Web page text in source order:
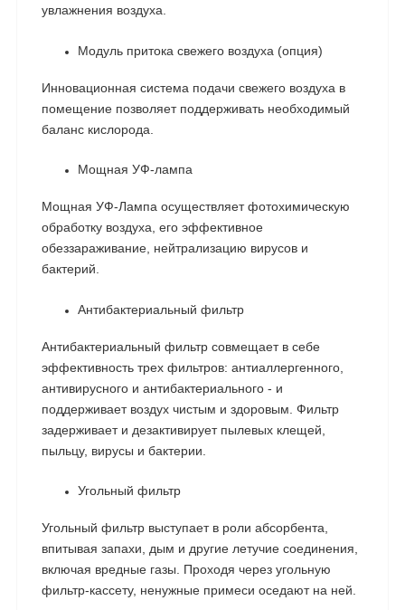
увлажнения воздуха.
Модуль притока свежего воздуха (опция)
Инновационная система подачи свежего воздуха в
помещение позволяет поддерживать необходимый
баланс кислорода.
Мощная УФ-лампа
Мощная УФ-Лампа осуществляет фотохимическую
обработку воздуха, его эффективное
обеззараживание, нейтрализацию вирусов и
бактерий.
Антибактериальный фильтр
Антибактериальный фильтр совмещает в себе
эффективность трех фильтров: антиаллергенного,
антивирусного и антибактериального - и
поддерживает воздух чистым и здоровым. Фильтр
задерживает и дезактивирует пылевых клещей,
пыльцу, вирусы и бактерии.
Угольный фильтр
Угольный фильтр выступает в роли абсорбента,
впитывая запахи, дым и другие летучие соединения,
включая вредные газы. Проходя через угольную
фильтр-кассету, ненужные примеси оседают на ней.